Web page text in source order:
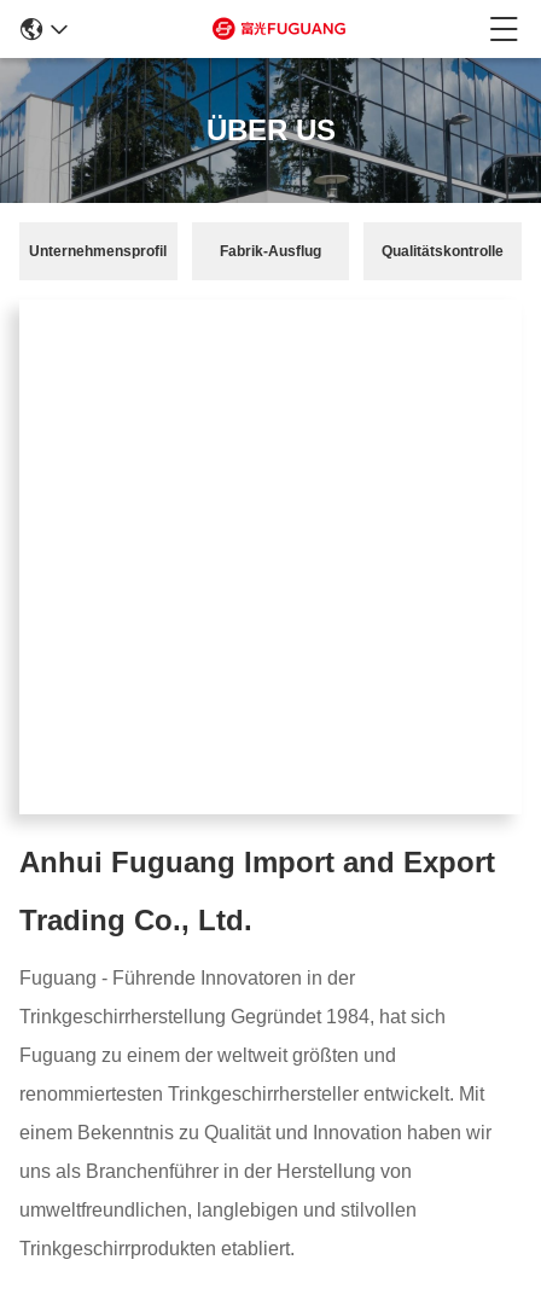
ÜBER US
Unternehmensprofil Fabrik-Ausflug Qualitätskontrolle
Anhui Fuguang Import and Export
Trading Co., Ltd.
Fuguang - Führende Innovatoren in der
Trinkgeschirrherstellung Gegründet 1984, hat sich
Fuguang zu einem der weltweit größten und
renommiertesten Trinkgeschirrhersteller entwickelt. Mit
einem Bekenntnis zu Qualität und Innovation haben wir
uns als Branchenführer in der Herstellung von
umweltfreundlichen, langlebigen und stilvollen
Trinkgeschirrprodukten etabliert.